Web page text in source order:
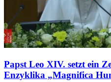
Papst Leo XIV. setzt ein
Enzyklika „Magnifica